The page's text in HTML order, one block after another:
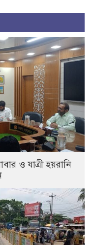
ও যাত্রী হয়রানি